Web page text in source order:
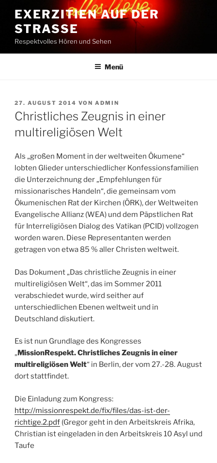
Inhalt
springen
EXERZITIEN AUF DER
STRASSE
Respektvolles Hören und Sehen
Menü
VERÖFFENTLICHT
AM
27. AUGUST 2014 VON ADMIN
Christliches Zeugnis in einer
multireligiösen Welt
Als „großen Moment in der weltweiten Ökumene“
lobten Glieder unterschiedlicher Konfessionsfamilien
die Unterzeichnung der „Empfehlungen für
missionarisches Handeln“, die gemeinsam vom
Ökumenischen Rat der Kirchen (ÖRK), der Weltweiten
Evangelische Allianz (WEA) und dem Päpstlichen Rat
für Interreligiösen Dialog des Vatikan (PCID) vollzogen
worden waren. Diese Representanten werden
getragen von etwa 85 % aller Christen weltweit.
Das Dokument „Das christliche Zeugnis in einer
multireligiösen Welt“, das im Sommer 2011
verabschiedet wurde, wird seither auf
unterschiedlichen Ebenen weltweit und in
Deutschland diskutiert.
Es ist nun Grundlage des Kongresses
„MissionRespekt. Christliches Zeugnis in einer
multireligiösen Welt“ in Berlin, der vom 27.-28. August
dort stattfindet.
Die Einladung zum Kongress:
http://missionrespekt.de/fix/files/das-ist-der-
richtige.2.pdf (Gregor geht in den Arbeitskreis Afrika,
Christian ist eingeladen in den Arbeitskreis 10 Asyl und
Taufe